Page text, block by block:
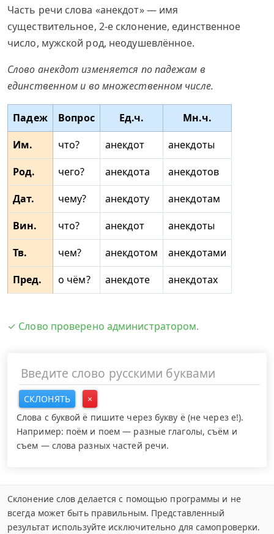
Часть речи слова «анекдот» — имя
существительное, 2-е склонение, единственное
число, мужской род, неодушевлённое.
Слово анекдот изменяется по падежам в
единственном и во множественном числе.
Падеж Вопрос Ед.ч.
Мн.ч.
Им.
что? анекдот
анекдоты
Род.
чего? анекдота
анекдотов
Дат.
чему? анекдоту
анекдотам
Вин.
что? анекдот
анекдоты
Тв.
чем? анекдотом
анекдотами
Пред.
о чём? анекдоте анекдотах
✓ Слово проверено администратором.
СКЛОНЯТЬ
×
Слова с буквой ё пишите через букву ё (не через е!).
Например: поём и поем — разные глаголы, съём и
съем — слова разных частей речи.
Склонение слов делается с помощью программы и не
всегда может быть правильным. Представленный
результат используйте исключительно для самопроверки.